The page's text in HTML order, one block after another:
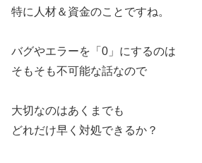
特に人材＆資金のことですね。
バグやエラーを「0」にするのは
そもそも不可能な話なので
大切なのはあくまでも
どれだけ早く対処できるか？